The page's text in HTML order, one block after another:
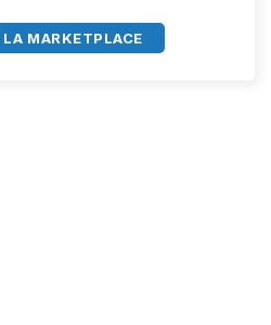
LA MARKETPLACE